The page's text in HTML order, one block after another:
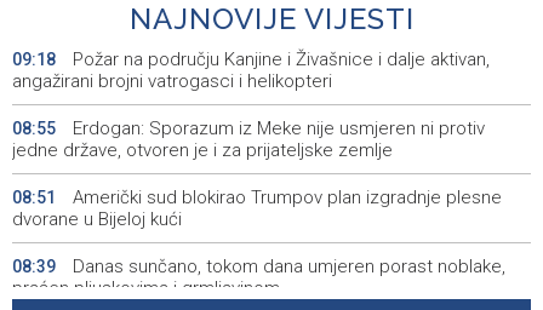
NAJNOVIJE VIJESTI
09:18
Požar na području Kanjine i Živašnice i dalje aktivan,
angažirani brojni vatrogasci i helikopteri
08:55
Erdogan: Sporazum iz Meke nije usmjeren ni protiv
jedne države, otvoren je i za prijateljske zemlje
08:51
Američki sud blokirao Trumpov plan izgradnje plesne
dvorane u Bijeloj kući
08:39
Danas sunčano, tokom dana umjeren porast noblake,
praćen pljuskovima i grmljavinom